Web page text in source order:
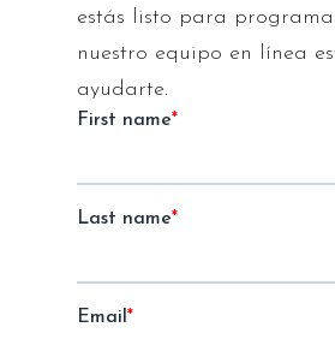
estás listo para
nuestro equipo en línea
ayudarte.